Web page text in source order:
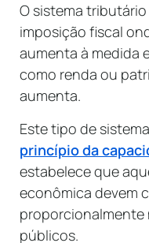
O sistema
imposição fiscal
aumenta à medida
como renda ou
aumenta.
Este tipo de
princípio da
estabelece que
econômica devem
proporcionalmente
públicos.